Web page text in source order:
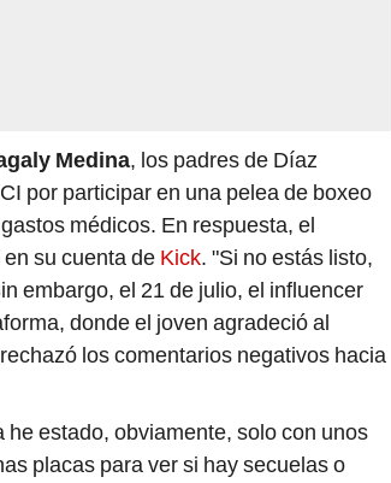
Medina, los padres de Díaz
por participar en una pelea de boxeo
médicos. En respuesta, el
su cuenta de Kick. "Si no estás listo,
embargo, el 21 de julio, el influencer
donde el joven agradeció al
los comentarios negativos hacia
estado, obviamente, solo con unos
placas para ver si hay secuelas o